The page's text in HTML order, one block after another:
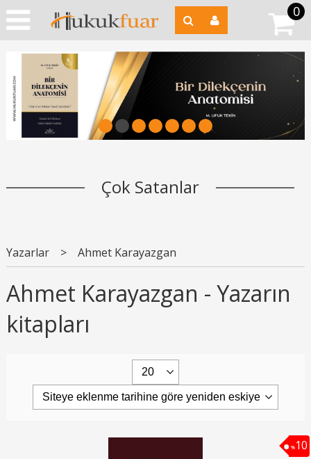
0
1 2 3 4 5 6 7
Çok Satanlar
Yazarlar > Ahmet Karayazgan
Ahmet Karayazgan - Yazarın
kitapları
%10